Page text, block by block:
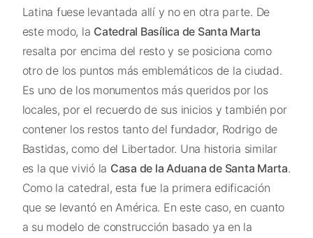
Latina fuese levantada allí y no en otra parte. De
este modo, la Catedral Basílica de Santa Marta
resalta por encima del resto y se posiciona como
otro de los puntos más emblemáticos de la ciudad.
Es uno de los monumentos más queridos por los
locales, por el recuerdo de sus inicios y también por
contener los restos tanto del fundador, Rodrigo de
Bastidas, como del Libertador. Una historia similar
es la que vivió la Casa de la Aduana de Santa Marta.
Como la catedral, esta fue la primera edificación
que se levantó en América. En este caso, en cuanto
a su modelo de construcción basado ya en la